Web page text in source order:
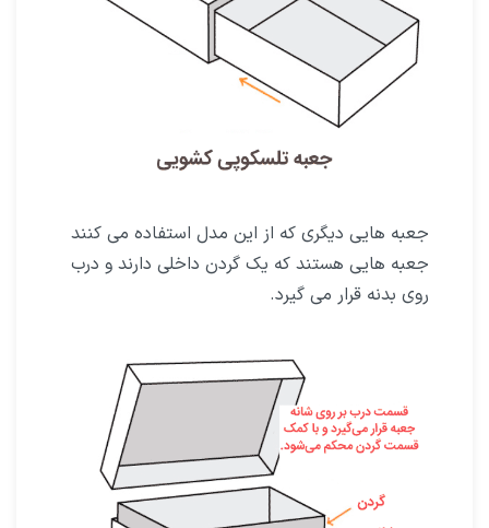
جعبه هایی دیگری که از این مدل استفاده می کنند
جعبه هایی هستند که یک گردن داخلی دارند و درب
روی بدنه قرار می گیرد.